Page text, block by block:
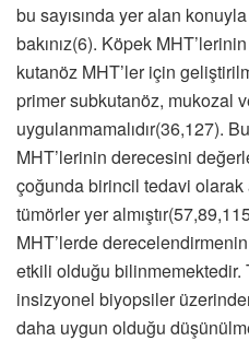
bu sayısında yer alan
bakınız(6). Köpek
kutanöz MHT’ler için
primer subkutanöz, mukozal
uygulanmamalıdır(36,127).
MHT’lerinin derecesini
çoğunda birincil tedavi olarak
tümörler yer
MHT’lerde
etkili olduğu bilinmemektedir.
insizyonel biyopsiler
daha uygun olduğu